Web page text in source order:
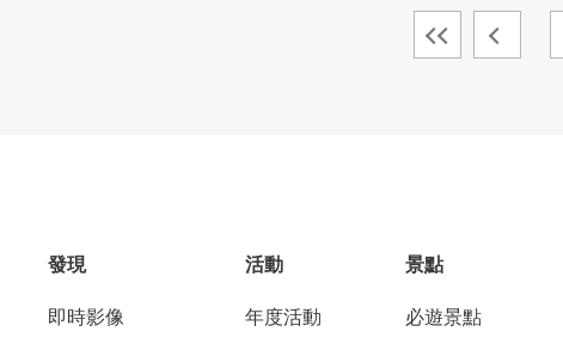
發現
即時影像
活動
年度活動
景點
必遊景點